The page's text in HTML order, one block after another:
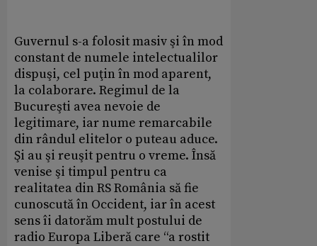
Guvernul s-a folosit masiv şi în mod
constant de numele intelectualilor
dispuşi, cel puţin în mod aparent,
la colaborare. Regimul de la
Bucureşti avea nevoie de
legitimare, iar nume remarcabile
din rândul elitelor o puteau aduce.
Şi au şi reuşit pentru o vreme. Însă
venise şi timpul pentru ca
realitatea din RS România să fie
cunoscută în Occident, iar în acest
sens îi datorăm mult postului de
radio Europa Liberă care “a rostit